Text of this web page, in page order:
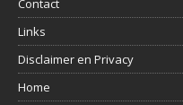
Contact
Links
Disclaimer en Privacy
Home